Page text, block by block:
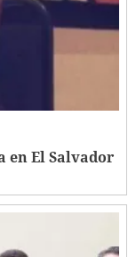
en El Salvador